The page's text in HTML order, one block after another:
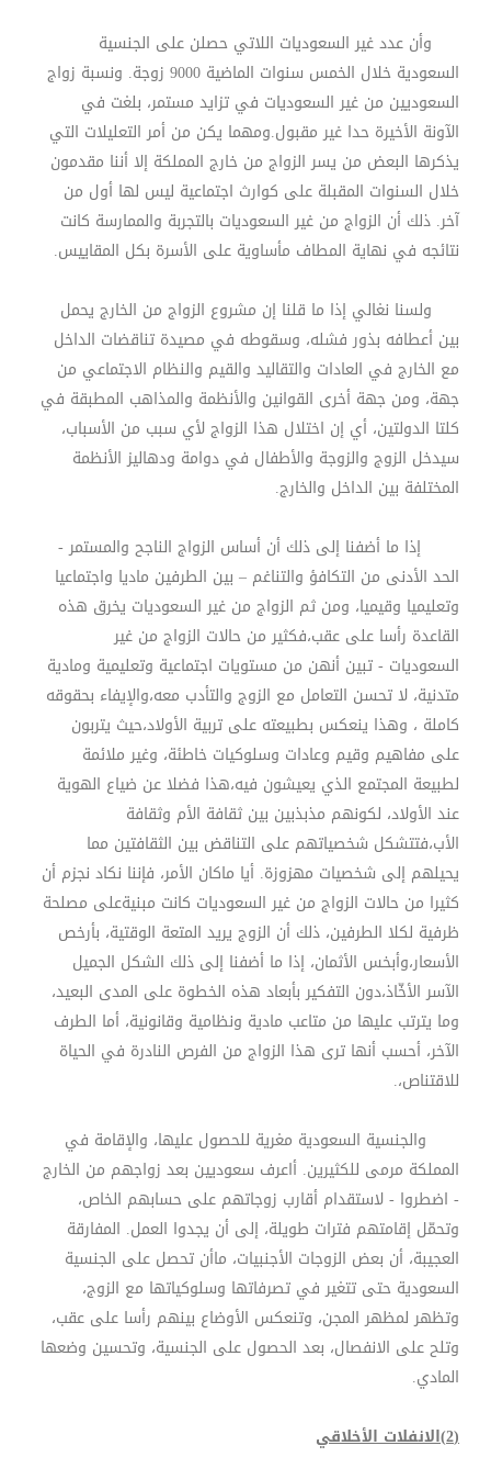
وأن عدد غير السعوديات اللاتي حصلن على الجنسية
السعودية خلال الخمس سنوات الماضية 9000 زوجة. ونسبة زواج
السعوديين من غير السعوديات في تزايد مستمر، بلغت في
الآونة الأخيرة حدا غير مقبول.ومهما يكن من أمر التعليلات التي
يذكرها البعض من يسر الزواج من خارج المملكة إلا أننا مقدمون
خلال السنوات المقبلة على كوارث اجتماعية ليس لها أول من
آخر. ذلك أن الزواج من غير السعوديات بالتجربة والممارسة كانت
نتائجه في نهاية المطاف مأساوية على الأسرة بكل المقاييس.
ولسنا نغالي إذا ما قلنا إن مشروع الزواج من الخارج يحمل
بين أعطافه بذور فشله، وسقوطه في مصيدة تناقضات الداخل
مع الخارج في العادات والتقاليد والقيم والنظام الاجتماعي من
جهة، ومن جهة أخرى القوانين والأنظمة والمذاهب المطبقة في
كلتا الدولتين، أي إن اختلال هذا الزواج لأي سبب من الأسباب،
سيدخل الزوج والزوجة والأطفال في دوامة ودهاليز الأنظمة
المختلفة بين الداخل والخارج.
إذا ما أضفنا إلى ذلك أن أساس الزواج الناجح والمستمر -
الحد الأدنى من التكافؤ والتناغم – بين الطرفين ماديا واجتماعيا
وتعليميا وقيميا، ومن ثم الزواج من غير السعوديات يخرق هذه
القاعدة رأسا على عقب،فكثير من حالات الزواج من غير
السعوديات - تبين أنهن من مستويات اجتماعية وتعليمية ومادية
متدنية، لا تحسن التعامل مع الزوج والتأدب معه،والإيفاء بحقوقه
كاملة ، وهذا ينعكس بطبيعته على تربية الأولاد،حيث يتربون
على مفاهيم وقيم وعادات وسلوكيات خاطئة، وغير ملائمة
لطبيعة المجتمع الذي يعيشون فيه،هذا فضلا عن ضياع الهوية
عند الأولاد، لكونهم مذبذبين بين ثقافة الأم وثقافة
الأب،فتتشكل شخصياتهم على التناقض بين الثقافتين مما
يحيلهم إلى شخصيات مهزوزة. أيا ماكان الأمر، فإننا نكاد نجزم أن
كثيرا من حالات الزواج من غير السعوديات كانت مبنيةعلى مصلحة
ظرفية لكلا الطرفين، ذلك أن الزوج يريد المتعة الوقتية، بأرخص
الأسعار،وأبخس الأثمان، إذا ما أضفنا إلى ذلك الشكل الجميل
الآسر الأخّاذ،دون التفكير بأبعاد هذه الخطوة على المدى البعيد،
وما يترتب عليها من متاعب مادية ونظامية وقانونية، أما الطرف
الآخر، أحسب أنها ترى هذا الزواج من الفرص النادرة في الحياة
للاقتناص،.
والجنسية السعودية مغرية للحصول عليها، والإقامة في
المملكة مرمى للكثيرين. أاعرف سعوديين بعد زواجهم من الخارج
- اضطروا - لاستقدام أقارب زوجاتهم على حسابهم الخاص،
وتحمّل إقامتهم فترات طويلة، إلى أن يجدوا العمل. المفارقة
العجيبة، أن بعض الزوجات الأجنبيات، ماأن تحصل على الجنسية
السعودية حتى تتغير في تصرفاتها وسلوكياتها مع الزوج،
وتظهر لمظهر المجن، وتنعكس الأوضاع بينهم رأسا على عقب،
وتلح على الانفصال، بعد الحصول على الجنسية، وتحسين وضعها
المادي.
(2)الانفلات الأخلاقي